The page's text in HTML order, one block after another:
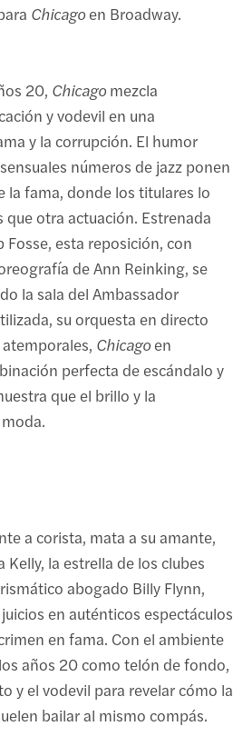
Chicago en Broadway.
20, Chicago mezcla
y vodevil en una
y la corrupción. El humor
números de jazz ponen
la fama, donde los titulares lo
otra actuación. Estrenada
esta reposición, con
de Ann Reinking, se
la sala del Ambassador
su orquesta en directo
Chicago en
perfecta de escándalo y
que el brillo y la
a corista, mata a su amante,
la estrella de los clubes
abogado Billy Flynn,
en auténticos espectáculos
en fama. Con el ambiente
años 20 como telón de fondo,
y el vodevil para revelar cómo la
bailar al mismo compás.